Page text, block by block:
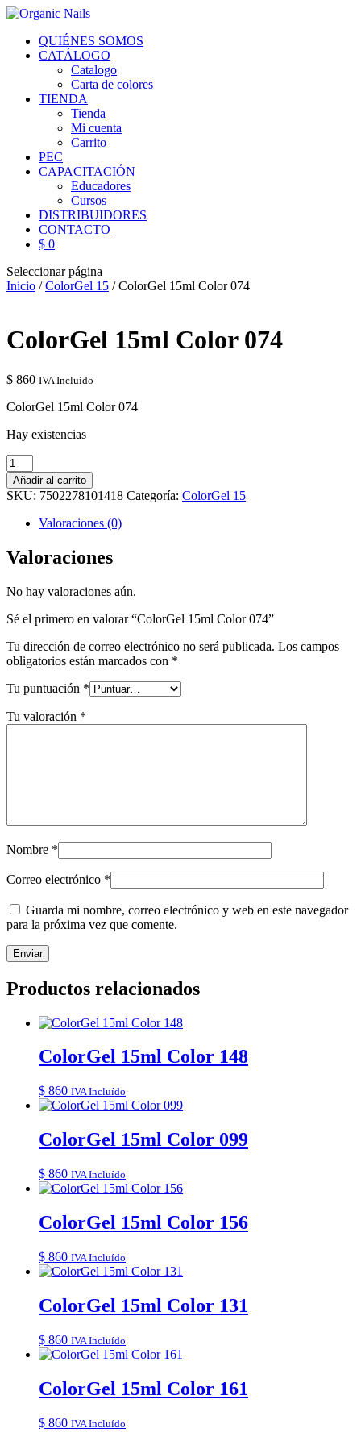
QUIÉNES SOMOS
CATÁLOGO
Catalogo
Carta de colores
TIENDA
Tienda
Mi cuenta
Carrito
PEC
CAPACITACIÓN
Educadores
Cursos
DISTRIBUIDORES
CONTACTO
$ 0
Seleccionar página
Inicio /ColorGel 15 / ColorGel 15ml Color 074
ColorGel 15ml Color 074
$ 860 IVA Incluído
ColorGel 15ml Color 074
Hay existencias
ColorGel
15ml
Color
074
cantidad
Añadir al carrito
SKU: 7502278101418 Categoría: ColorGel 15
Valoraciones (0)
Valoraciones
No hay valoraciones aún.
Sé el primero en valorar “ColorGel 15ml Color 074”
Tu dirección de correo electrónico no será publicada. Los campos
obligatorios están marcados con *
Tu puntuación *
Tu valoración *
Nombre *
Correo electrónico *
Guarda mi nombre, correo electrónico y web en este navegador
para la próxima vez que comente.
Productos relacionados
ColorGel 15ml Color 148
$ 860 IVA Incluído
ColorGel 15ml Color 099
$ 860 IVA Incluído
ColorGel 15ml Color 156
$ 860 IVA Incluído
ColorGel 15ml Color 131
$ 860 IVA Incluído
ColorGel 15ml Color 161
$ 860 IVA Incluído